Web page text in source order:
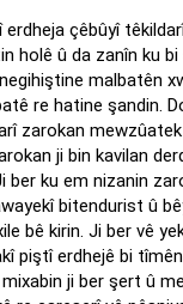
erdheja çêbûyî
holê û da zanîn ku
malbatên
re hatine şandin.
zarokan
ji bin kavilan
ber ku em nizanin
bitendurist û
bê kirin. Ji ber vê
piştî erdhejê bi
ji ber şert û